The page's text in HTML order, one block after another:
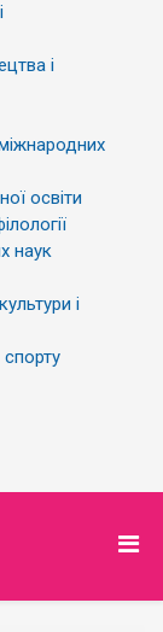
і
освіти
наук
і